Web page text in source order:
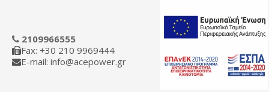
2109966555
Fax: +30 210 9969444
E-mail: info@acepower.gr